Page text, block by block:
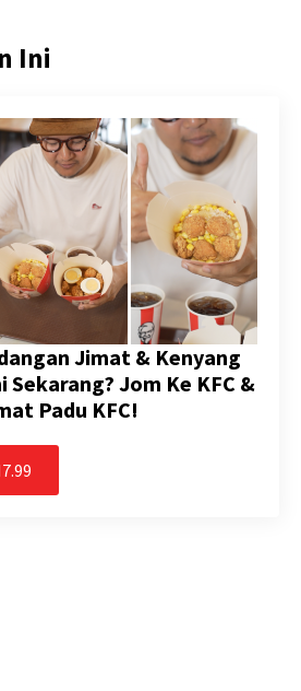
Ini
Jimat & Kenyang
Sekarang? Jom Ke KFC &
Padu KFC!